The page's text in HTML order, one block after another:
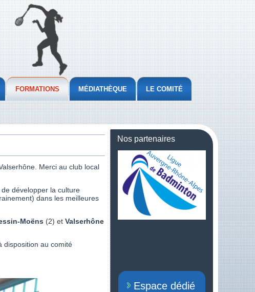
FORMATIONS MÉDIATHÈQUE LE COMITÉ
Merci au club local
développer la culture
dans les meilleures
Moëns (2) et Valserhône
disposition au comité
Nos partenaires
Espace dédié